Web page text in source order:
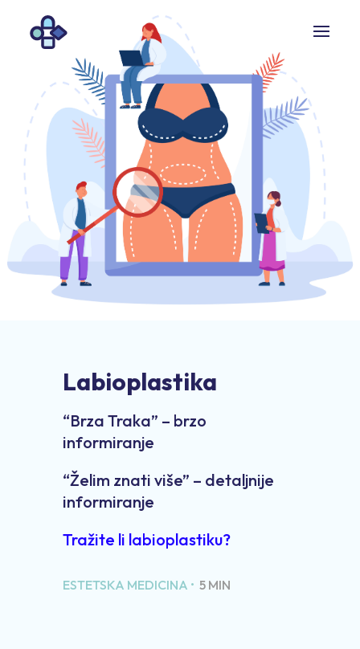
Labioplastika
“Brza Traka” – brzo
informiranje
“Želim znati više” – detaljnije
informiranje
Tražite li labioplastiku?
ESTETSKA MEDICINA • 5 MIN